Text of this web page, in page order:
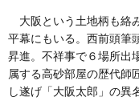
大阪という土地柄も絡
平幕にもいる。西前頭筆
昇進。不祥事で６場所出
属する高砂部屋の歴代師
し遂げ「大阪太郎」の異